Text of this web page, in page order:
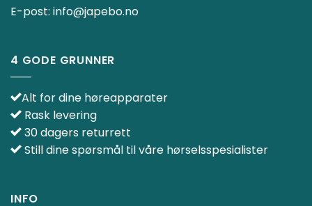
E-post: info@japebo.no
4 GODE GRUNNER
Alt for dine høreapparater
Rask levering
30 dagers returrett
Still dine spørsmål til våre hørselsspesialister
INFO